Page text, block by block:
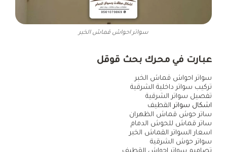
سواتر احواش قماش الخبر
عبارت في محرك بحث قوقل
سواتر احواش قماش الخبر
تركيب سواتر داخلية الشرقية
تفصيل سواتر الشرقية
اشكال سواتر القطيف
ساتر حوش قماش الظهران
ساتر قماش للحوش الدمام
اسعار السواتر القماش الخبر
سواتر حوش الشرقية